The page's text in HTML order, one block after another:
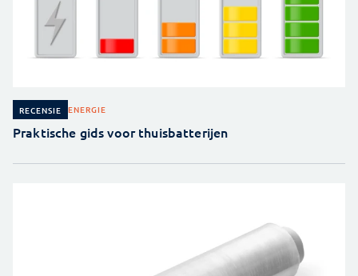
RECENSIE ENERGIE
Praktische gids voor thuisbatterijen